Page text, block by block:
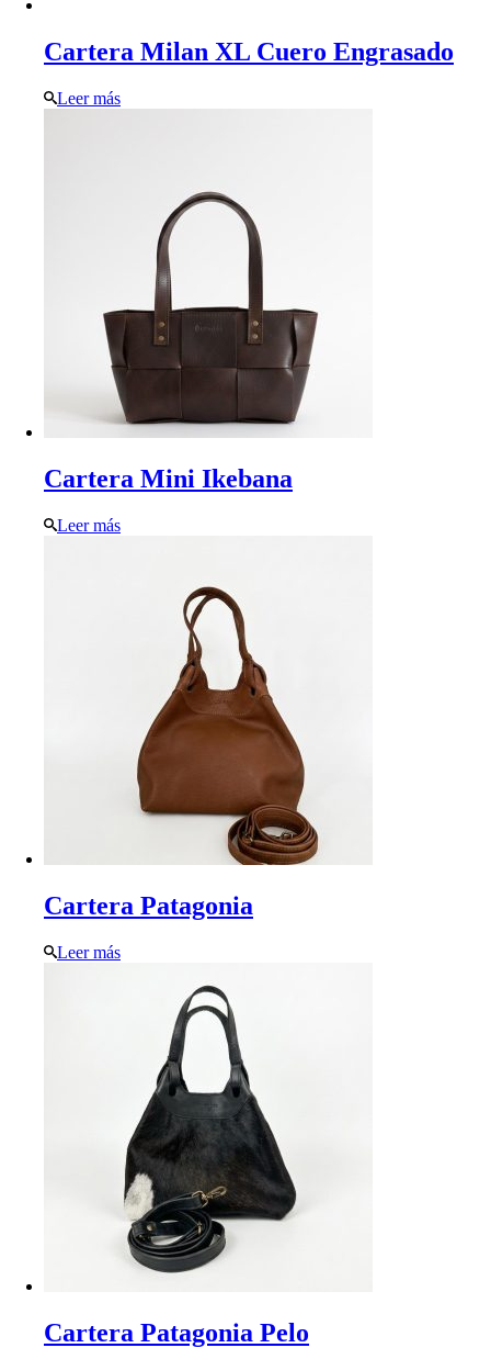
Cartera Milan XL Cuero Engrasado
Leer más
Cartera Mini Ikebana
Leer más
Cartera Patagonia
Leer más
Cartera Patagonia Pelo